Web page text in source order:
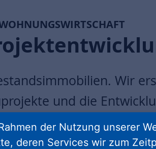
Wir
und die
und
der Nutzung unserer
deren Services wir zum